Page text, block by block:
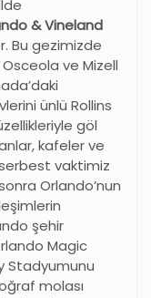
& Vineland
Bu gezimizde
ve Mizell
ünlü Rollins
göl
kafeler ve
vaktimiz
Orlando’nun
şehir
Magic
Stadyumunu
molası